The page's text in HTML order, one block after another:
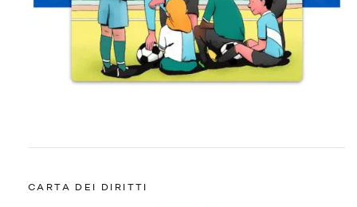
CARTA DEI DIRITTI